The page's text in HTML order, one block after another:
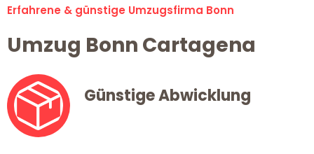
Erfahrene & günstige Umzugsfirma Bonn
Umzug Bonn Cartagena
Günstige Abwicklung